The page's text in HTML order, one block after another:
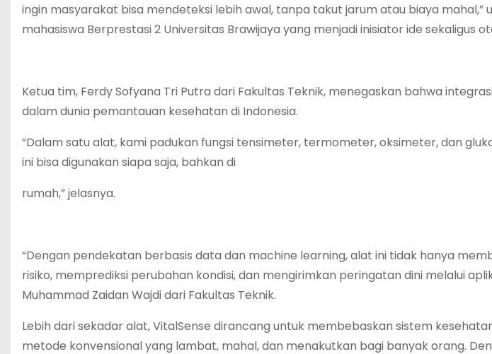
ingin masyarakat bisa mendeteksi lebih awal, tanpa takut jarum atau biaya mahal,”
mahasiswa Berprestasi 2 Universitas Brawijaya yang menjadi inisiator ide sekaligus
Ketua tim, Ferdy Sofyana Tri Putra dari Fakultas Teknik, menegaskan bahwa
dalam dunia pemantauan kesehatan di Indonesia.
“Dalam satu alat, kami padukan fungsi tensimeter, termometer, oksimeter, dan
ini bisa digunakan siapa saja, bahkan di
rumah,” jelasnya.
“Dengan pendekatan berbasis data dan machine learning, alat ini tidak hanya
risiko, memprediksi perubahan kondisi, dan mengirimkan peringatan dini melalui
Muhammad Zaidan Wajdi dari Fakultas Teknik.
Lebih dari sekadar alat, VitalSense dirancang untuk membebaskan sistem
metode konvensional yang lambat, mahal, dan menakutkan bagi banyak orang.